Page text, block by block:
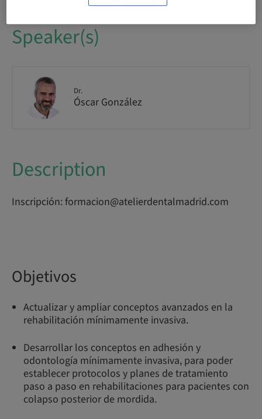
Speaker(s)
Dr.
Óscar González
Description
Inscripción: formacion@atelierdentalmadrid.com
Objetivos
Actualizar y ampliar conceptos avanzados en la
rehabilitación mínimamente invasiva.
Desarrollar los conceptos en adhesión y
odontología mínimamente invasiva, para poder
establecer protocolos y planes de tratamiento
paso a paso en rehabilitaciones para pacientes con
colapso posterior de mordida.